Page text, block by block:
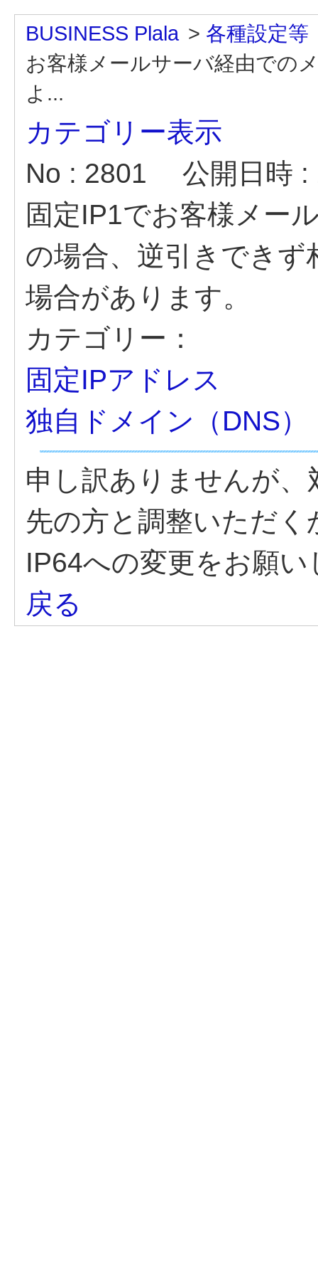
BUSINESS Plala > 各種設定等
お客様メールサーバ経由での
よ...
カテゴリー表示
No : 2801
公開日時
固定IP1でお客様メー
の場合、逆引きでき
場合があります。
カテゴリー：
固定IPアドレス
独自ドメイン（DNS）
申し訳ありませんが
先の方と調整いただ
IP64への変更をお願い
戻る